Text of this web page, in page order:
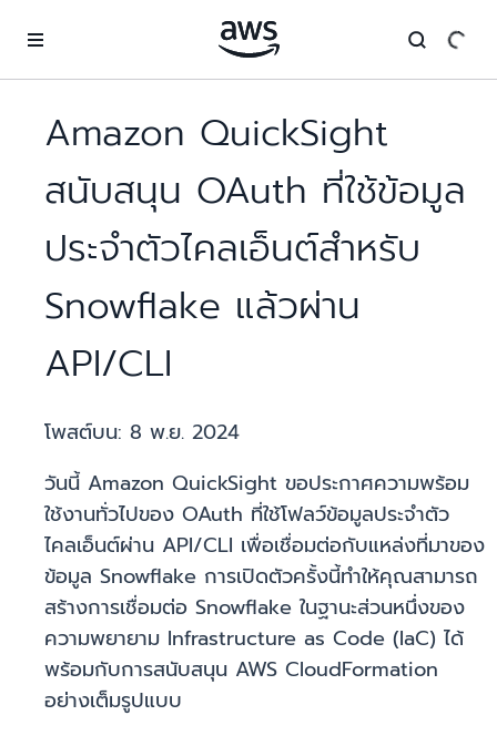
Amazon QuickSight
สนับสนุน OAuth ที่ใช้ข้อมูล
ประจำตัวไคลเอ็นต์สำหรับ
Snowflake แล้วผ่าน
API/CLI
โพสต์บน: 8 พ.ย. 2024
วันนี้ Amazon QuickSight ขอประกาศความพร้อม
ใช้งานทั่วไปของ OAuth ที่ใช้โฟลว์ข้อมูลประจำตัว
ไคลเอ็นต์ผ่าน API/CLI เพื่อเชื่อมต่อกับแหล่งที่มาของ
ข้อมูล Snowflake การเปิดตัวครั้งนี้ทำให้คุณสามารถ
สร้างการเชื่อมต่อ Snowflake ในฐานะส่วนหนึ่งของ
ความพยายาม Infrastructure as Code (IaC) ได้
พร้อมกับการสนับสนุน AWS CloudFormation
อย่างเต็มรูปแบบ